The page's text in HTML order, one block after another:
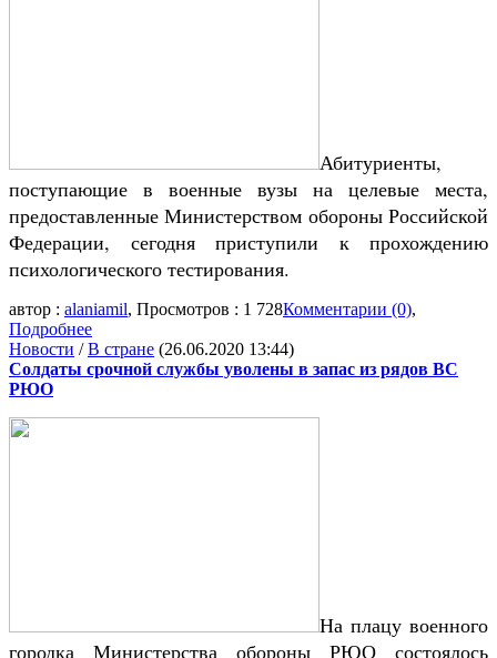
Абитуриенты,
поступающие в военные вузы на целевые места,
предоставленные Министерством обороны Российской
Федерации, сегодня приступили к прохождению
психологического тестирования.
автор : alaniamil, Просмотров : 1 728Комментарии (0),
Подробнее
Новости /В стране (26.06.2020 13:44)
Солдаты срочной службы уволены в запас из рядов ВС
РЮО
На плацу военного
городка Министерства обороны РЮО состоялось